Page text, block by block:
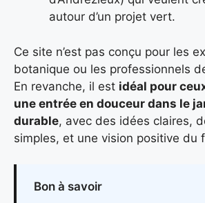
autour d’un projet vert.
Ce site n’est pas conçu pour les
botanique ou les professionnels
En revanche, il est idéal pour
une entrée en douceur dans le
durable, avec des idées claires,
simples, et une vision positive du
Bon à savoir